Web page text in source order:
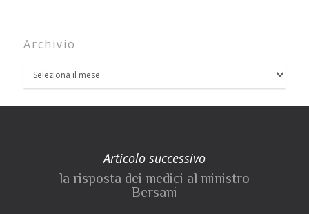
Archivio
Articolo successivo
la risposta dei medici al ministro
Bersani